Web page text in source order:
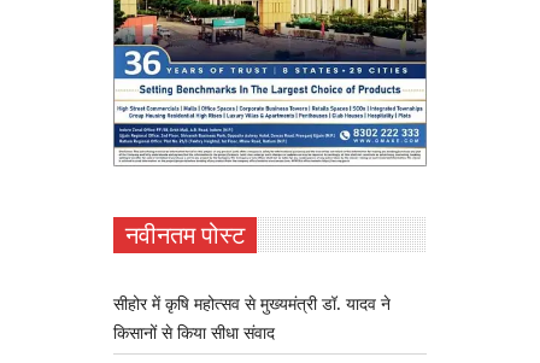
नवीनतम पोस्ट
सीहोर में कृषि महोत्सव से मुख्यमंत्री डॉ. यादव ने
किसानों से किया सीधा संवाद